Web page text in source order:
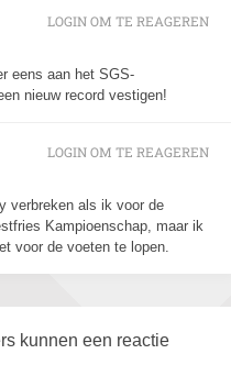
eens aan het SGS-
nieuw record vestigen!
LOGIN OM TE REAGEREN
verbreken als ik voor de
Kampioenschap, maar ik
voor de voeten te lopen.
LOGIN OM TE REAGEREN
kunnen een reactie